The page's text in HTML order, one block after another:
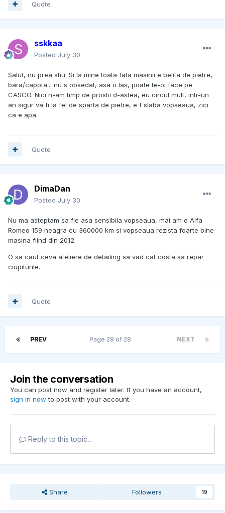
Quote
sskkaa
Posted July 30
Salut, nu prea stiu. Si la mine toata fata masinii e belita de pietre,
bara/capota... nu s obsedat, asa o las, poate le-oi face pe
CASCO. Nici n-am timp de prostii d-astea, eu circul mult, intr-un
an sigur va fi la fel de sparta de pietre, e f slaba vopseaua, zici
ca e apa.
Quote
DimaDan
Posted July 30
Nu ma asteptam sa fie asa sensibila vopseaua, mai am o Alfa
Romeo 159 neagra cu 360000 km si vopseaua rezista foarte bine
masina fiind din 2012.
O sa caut ceva ateliere de detailing sa vad cat costa sa repar
ciupiturile.
Quote
PREV NEXT
Page 28 of 28
Join the conversation
You can post now and register later. If you have an account,
sign in now to post with your account.
Reply to this topic...
Share Followers 19